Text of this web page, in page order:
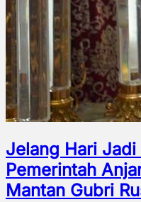
Jelang Hari Jadi
Pemerintah
Mantan Gubri